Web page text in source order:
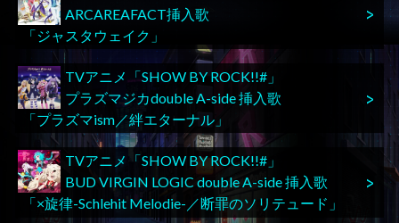
ARCAREAFACT挿入歌
「ジャスタウェイク」
TVアニメ「SHOW BY ROCK!!#」
プラズマジカdouble A-side 挿入歌
「プラズマism／絆エターナル」
TVアニメ「SHOW BY ROCK!!#」
BUD VIRGIN LOGIC double A-side 挿入歌
「×旋律-Schlehit Melodie-／断罪のソリテュード」